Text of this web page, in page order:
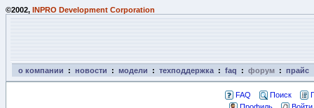
©2002, INPRO Development Corporation
о компании : новости : модели : техподдержка : faq : форум : прайс
FAQ Поиск